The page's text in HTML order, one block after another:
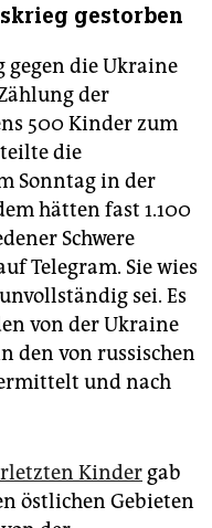
gestorben
gegen die Ukraine
der
500 Kinder zum
die
Sonntag in der
hätten fast 1.100
Schwere
Telegram. Sie wies
sei. Es
von der Ukraine
den von russischen
und nach
Kinder gab
östlichen Gebieten